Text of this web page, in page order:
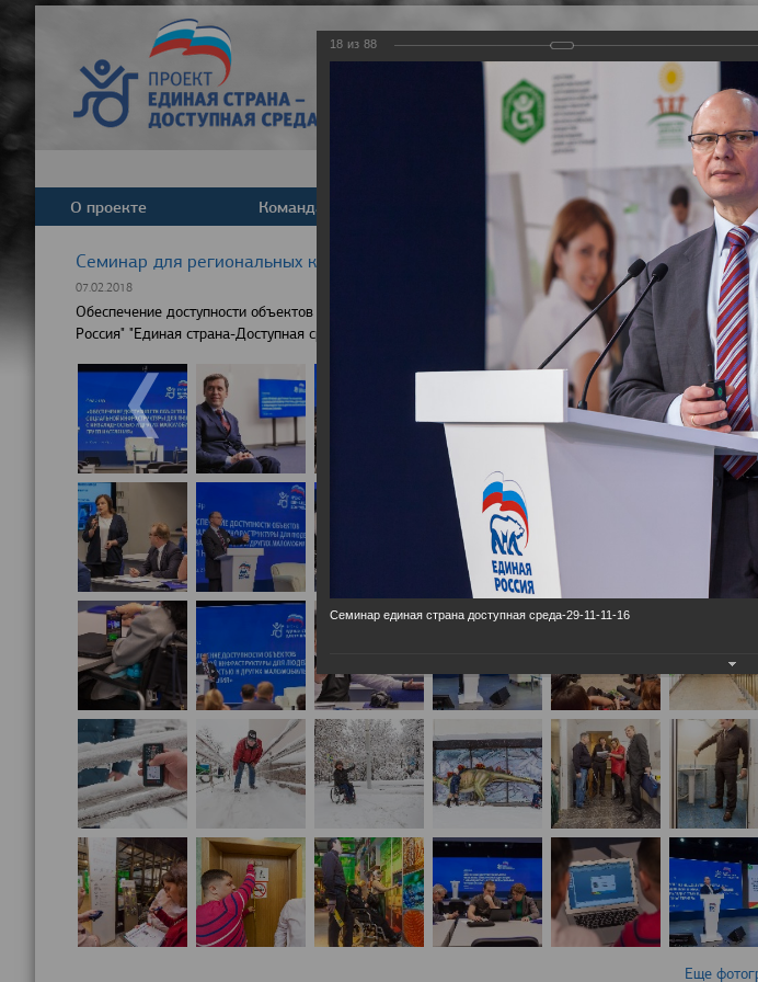
Версия для слабовидящих
О проекте Команда Деятельность
Cеминар для региональных координаторов партпроекта "Единая страна -
07.02.2018
Обеспечение доступности объектов социальной инфраструктуры для людей с инвалидностью и
Россия" "Единая страна-Доступная среда"
Еще
18 из 88
Семинар единая страна доступная среда-29-11-11-16